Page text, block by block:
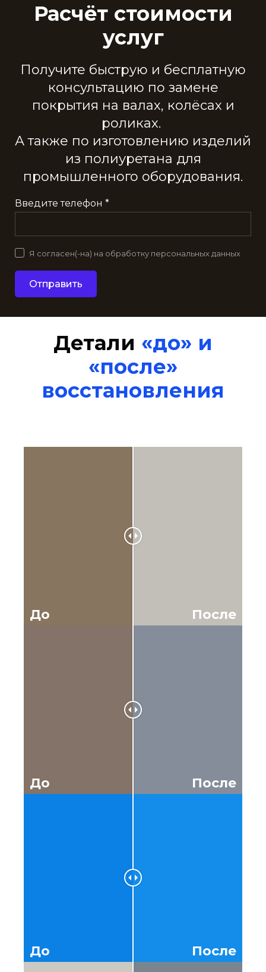
Расчёт стоимости
услуг
Получите быструю и бесплатную
консультацию по замене
покрытия на валах, колёсах и
роликах.
А также по изготовлению изделий
из полиуретана для
промышленного оборудования.
Введите телефон *
Отправить
Я согласен(-на) на обработку персональных данных
Детали «до» и
«после»
восстановления
До После
До После
До После